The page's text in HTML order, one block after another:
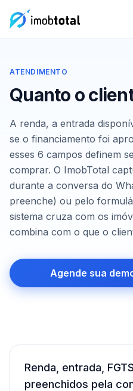
ATENDIMENTO
Quanto o
A renda, a entrada
se o financiamento foi
esses 6 campos definem
comprar. O ImobTotal
durante a conversa do
preenche) ou pelo
sistema cruza com os
combina com o que o
Agende sua
Renda, entrada,
preenchidos pela